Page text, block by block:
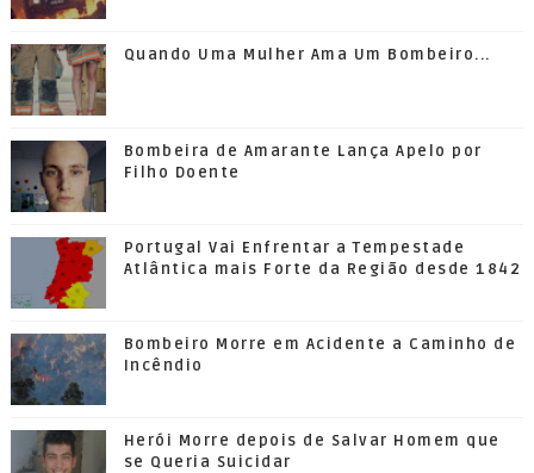
Quando Uma Mulher Ama Um Bombeiro...
Bombeira de Amarante Lança Apelo por
Filho Doente
Portugal Vai Enfrentar a Tempestade
Atlântica mais Forte da Região desde 1842
Bombeiro Morre em Acidente a Caminho de
Incêndio
Herói Morre depois de Salvar Homem que
se Queria Suicidar